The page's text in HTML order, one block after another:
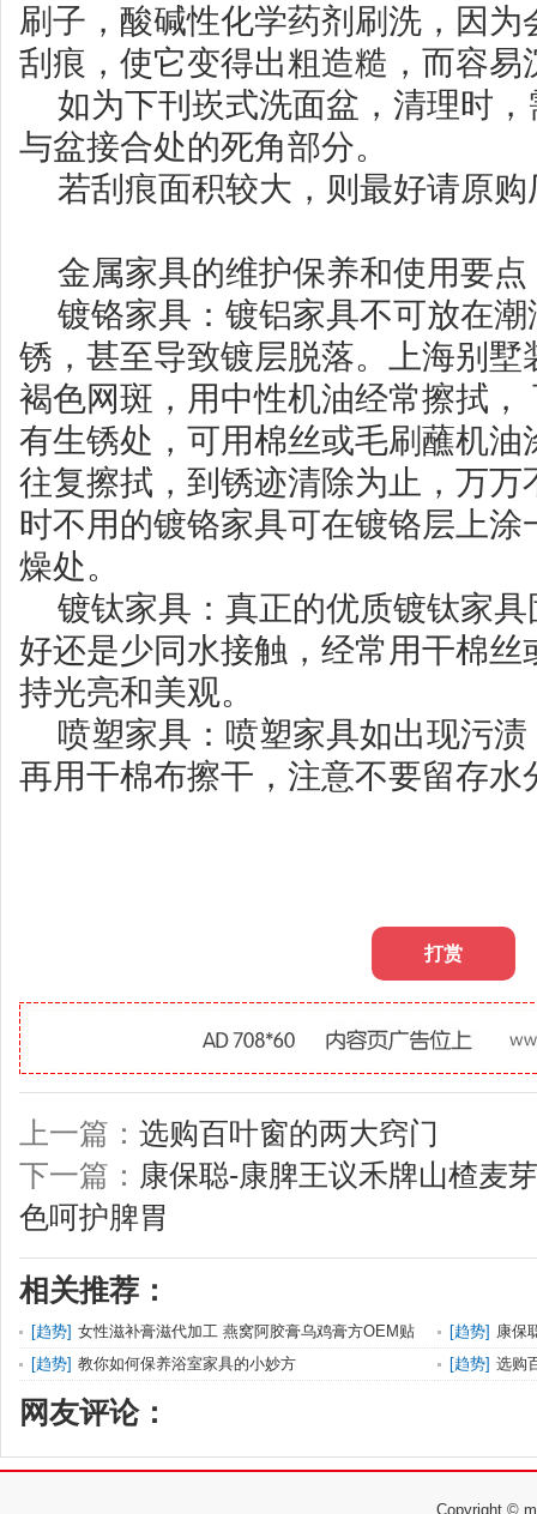
刷子，酸碱性化学药剂刷洗，因
刮痕，使它变得出粗造糙，而容易
如为下刊崁式洗面盆，清理时，
与盆接合处的死角部分。
若刮痕面积较大，则最好请原购
金属家具的维护保养和使用要点
镀铬家具：镀铝家具不可放在潮
锈，甚至导致镀层脱落。上海别墅
褐色网斑，用中性机油经常擦拭
有生锈处，可用棉丝或毛刷蘸机油
往复擦拭，到锈迹清除为止，万万
时不用的镀铬家具可在镀铬层上
燥处。
镀钛家具：真正的优质镀钛家具
好还是少同水接触，经常用干棉
持光亮和美观。
喷塑家具：喷塑家具如出现污渍
再用干棉布擦干，注意不要留存水
打赏
上一篇： 选购百叶窗的两大窍门
下一篇： 康保聪-康脾王议禾牌山楂麦
色呵护脾胃
相关推荐：
[趋势] 女性滋补膏滋代加工 燕窝阿胶膏乌鸡膏方OEM贴
牌现货加
[趋势] 康保
取绿色
[趋势] 教你如何保养浴室家具的小妙方 [趋势] 选购
网友评论：
Copyright ©